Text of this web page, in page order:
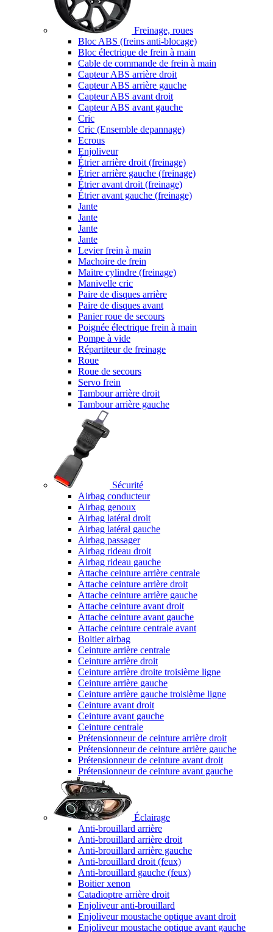
Freinage, roues
Bloc ABS (freins anti-blocage)
Bloc électrique de frein à main
Cable de commande de frein à main
Capteur ABS arrière droit
Capteur ABS arrière gauche
Capteur ABS avant droit
Capteur ABS avant gauche
Cric
Cric (Ensemble depannage)
Ecrous
Enjoliveur
Étrier arrière droit (freinage)
Étrier arrière gauche (freinage)
Étrier avant droit (freinage)
Étrier avant gauche (freinage)
Jante
Jante
Jante
Jante
Levier frein à main
Machoire de frein
Maitre cylindre (freinage)
Manivelle cric
Paire de disques arrière
Paire de disques avant
Panier roue de secours
Poignée électrique frein à main
Pompe à vide
Répartiteur de freinage
Roue
Roue de secours
Servo frein
Tambour arrière droit
Tambour arrière gauche
Sécurité
Airbag conducteur
Airbag genoux
Airbag latéral droit
Airbag latéral gauche
Airbag passager
Airbag rideau droit
Airbag rideau gauche
Attache ceinture arrière centrale
Attache ceinture arrière droit
Attache ceinture arrière gauche
Attache ceinture avant droit
Attache ceinture avant gauche
Attache ceinture centrale avant
Boitier airbag
Ceinture arrière centrale
Ceinture arrière droit
Ceinture arrière droite troisième ligne
Ceinture arrière gauche
Ceinture arrière gauche troisième ligne
Ceinture avant droit
Ceinture avant gauche
Ceinture centrale
Prétensionneur de ceinture arrière droit
Prétensionneur de ceinture arrière gauche
Prétensionneur de ceinture avant droit
Prétensionneur de ceinture avant gauche
Éclairage
Anti-brouillard arrière
Anti-brouillard arrière droit
Anti-brouillard arrière gauche
Anti-brouillard droit (feux)
Anti-brouillard gauche (feux)
Boitier xenon
Catadioptre arrière droit
Enjoliveur anti-brouillard
Enjoliveur moustache optique avant droit
Enjoliveur moustache optique avant gauche